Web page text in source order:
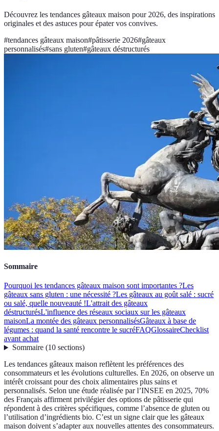
Découvrez les tendances gâteaux maison pour 2026, des inspirations
originales et des astuces pour épater vos convives.
#tendances gâteaux maison#pâtisserie 2026#gâteaux
personnalisés#sans gluten#gâteaux déstructurés
Sommaire
Pourquoi les tendances gâteaux maison sont importantes ?Les
gâteaux sans gluten : une nécessité ?Les gâteaux au goût salé : sucré
ou salé, quelle nouveauté !L'attrait des gâteaux
déstructurésL'influence des réseaux sociaux sur les gâteaux
maisonLa montée des gâteaux personnalisésGâteaux à base de
légumes : quand la santé rencontre le sucréFAQGlossaireChecklist
avant achat
Sommaire(10 sections)
Les tendances gâteaux maison reflètent les préférences des
consommateurs et les évolutions culturelles. En 2026, on observe un
intérêt croissant pour des choix alimentaires plus sains et
personnalisés. Selon une étude réalisée par l’INSEE en 2025, 70%
des Français affirment privilégier des options de pâtisserie qui
répondent à des critères spécifiques, comme l’absence de gluten ou
l’utilisation d’ingrédients bio. C’est un signe clair que les gâteaux
maison doivent s’adapter aux nouvelles attentes des consommateurs.